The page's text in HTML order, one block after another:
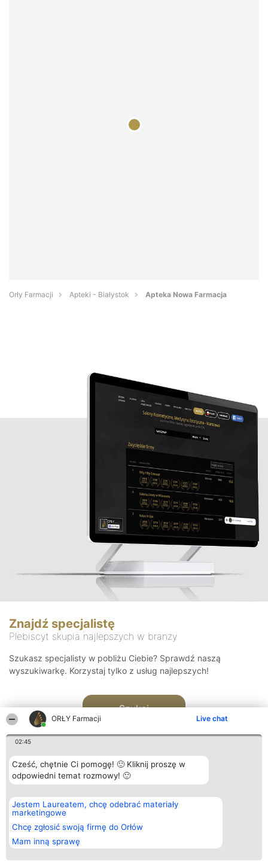
ORŁY Farmacji Live chat
02:45
Cześć, chętnie Ci pomogę! 🙂 Kliknij proszę w
odpowiedni temat rozmowy! 🙂
Jestem Laureatem, chcę odebrać materiały
marketingowe
Chcę zgłosić swoją firmę do Orłów
Mam inną sprawę
Orły Farmacji Apteki - Białystok Apteka Nowa Farmacja
Znajdź specjalistę
Plebiscyt skupia najlepszych w branży
Szukasz specjalisty w pobliżu Ciebie? Sprawdź naszą
wyszukiwarkę. Korzystaj tylko z usług najlepszych!
Szukaj
Organizator plebiscytu
Bright Side Solutions sp. z o.
o. sp. k.
ul. Ruska 22
Wrocław 50-079
KRS 0000749100 | Regon
381313360 | NIP 8943132676
Plebiscyt
Laureaci
wszystkich
Laureatów
Regulamin
Kontakt
Kontakt